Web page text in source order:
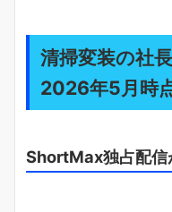
清掃変装の社
2026年5月時
ShortMax独占配信